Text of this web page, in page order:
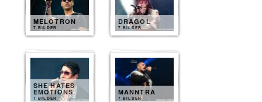
MELOTRON
7 BILDER
DRAGOL
7 BILDER
SHE HATES
EMOTIONS
7 BILDER
MANNTRA
7 BILDER